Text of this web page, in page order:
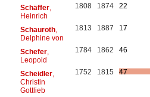
Schäffer,
Heinrich
1808 1874 22
Schauroth,
Delphine von
1813 1887 17
Schefer,
Leopold
1784 1862 46
Scheidler,
Christin
Gottlieb
1752 1815 47